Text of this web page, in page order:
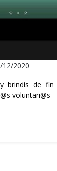
12/2020
brindis de
voluntari@s